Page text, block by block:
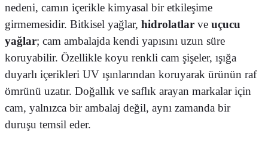
nedeni, camın içerikle kimyasal bir etkileşime
girmemesidir. Bitkisel yağlar, hidrolatlar ve uçucu
yağlar; cam ambalajda kendi yapısını uzun süre
koruyabilir. Özellikle koyu renkli cam şişeler, ışığa
duyarlı içerikleri UV ışınlarından koruyarak ürünün raf
ömrünü uzatır. Doğallık ve saflık arayan markalar için
cam, yalnızca bir ambalaj değil, aynı zamanda bir
duruşu temsil eder.